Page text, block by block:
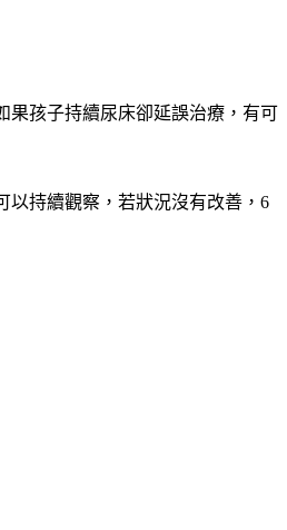
果孩子持續尿床卻延誤治療，有可
以持續觀察，若狀況沒有改善，6